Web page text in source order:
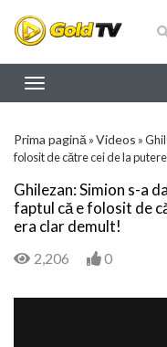
Prima pagină »Videos »
folosit de către cei de la
Ghilezan: Simion s-a
faptul că e folosit de
era clar demult!
2,206 0